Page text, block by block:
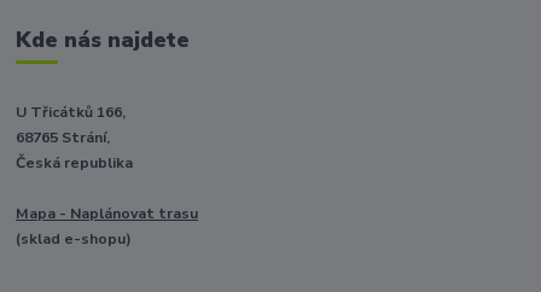
Kde nás najdete
U Třicátků 166,
68765 Strání,
Česká republika
Mapa - Naplánovat trasu
(sklad e-shopu)